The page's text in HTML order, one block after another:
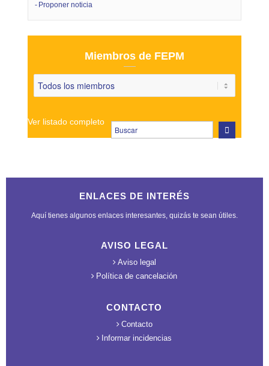
Proponer noticia
Miembros de FEPM
Ver listado completo
ENLACES DE INTERÉS
Aquí tienes algunos enlaces interesantes, quizás te sean útiles.
AVISO LEGAL
Aviso legal
Política de cancelación
CONTACTO
Contacto
Informar incidencias